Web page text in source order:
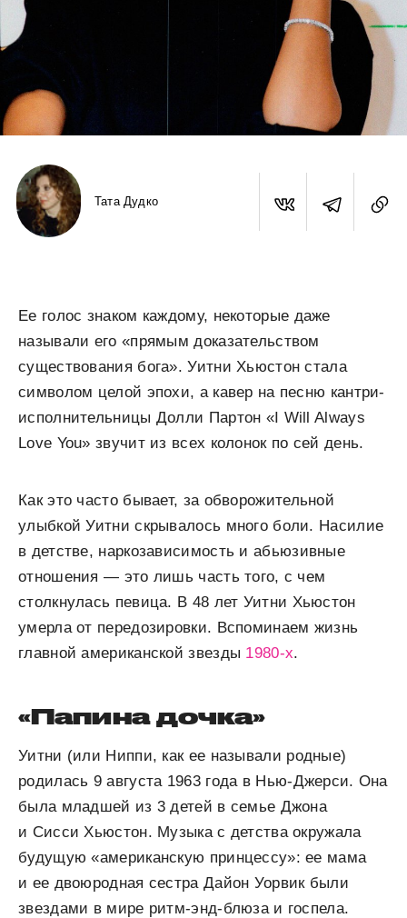
Тата Дудко
Ее голос знаком каждому, некоторые даже
называли его «прямым доказательством
существования бога». Уитни Хьюстон стала
символом целой эпохи, а кавер на песню кантри-
исполнительницы Долли Партон «I Will Always
Love You» звучит из всех колонок по сей день.
Как это часто бывает, за обворожительной
улыбкой Уитни скрывалось много боли. Насилие
в детстве, наркозависимость и абьюзивные
отношения — это лишь часть того, с чем
столкнулась певица. В 48 лет Уитни Хьюстон
умерла от передозировки. Вспоминаем жизнь
главной американской звезды 1980-х.
«Папина дочка»
Уитни (или Ниппи, как ее называли родные)
родилась 9 августа 1963 года в Нью-Джерси. Она
была младшей из 3 детей в семье Джона
и Сисси Хьюстон. Музыка с детства окружала
будущую «американскую принцессу»: ее мама
и ее двоюродная сестра Дайон Уорвик были
звездами в мире ритм-энд-блюза и госпела.